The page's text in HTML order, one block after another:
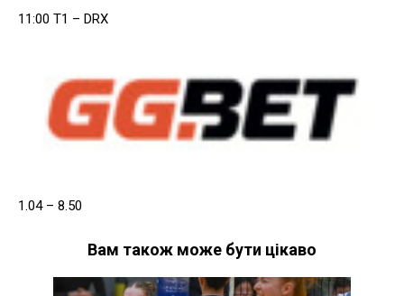
11:00 T1 – DRX
1.04 – 8.50
Вам також може бути цікаво